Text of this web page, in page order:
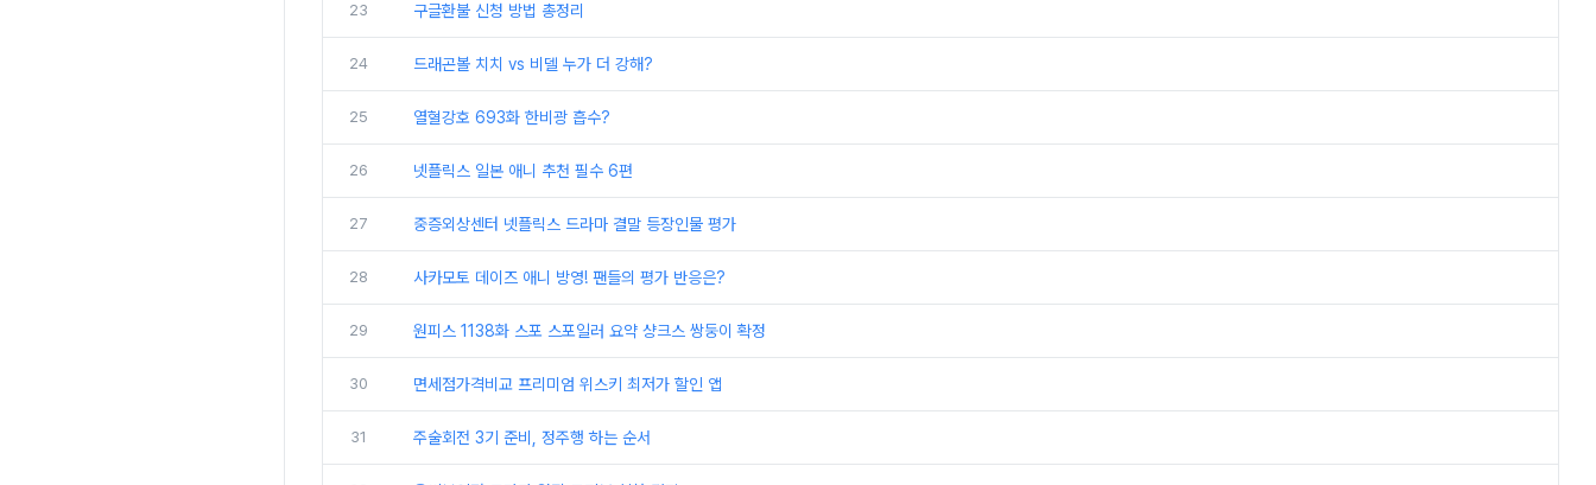
23 구글환불 신청 방법 총정리
24 드래곤볼 치치 vs 비델 누가 더 강해?
25 열혈강호 693화 한비광 흡수?
26 넷플릭스 일본 애니 추천 필수 6편
27 중증외상센터 넷플릭스 드라마 결말 등장인물 평가
28 사카모토 데이즈 애니 방영! 팬들의 평가 반응은?
29 원피스 1138화 스포 스포일러 요약 샹크스 쌍둥이 확정
30 면세점가격비교 프리미엄 위스키 최저가 할인 앱
31 주술회전 3기 준비, 정주행 하는 순서